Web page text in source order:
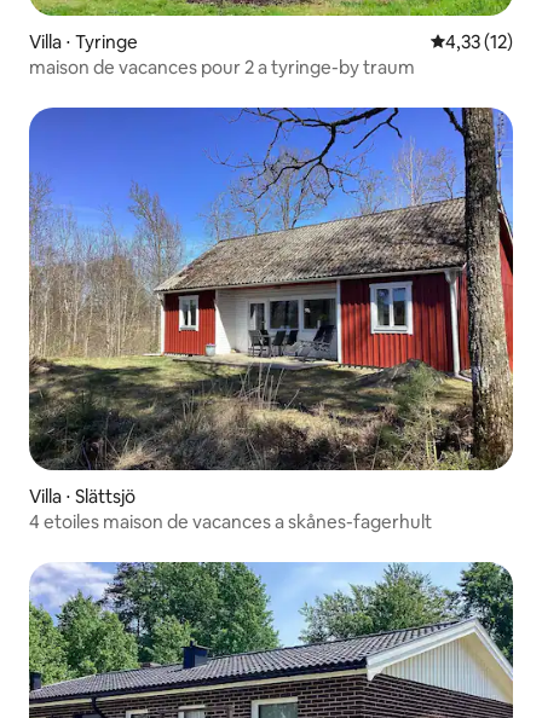
Villa ⋅ Tyringe Évaluation
4,33 (12)
maison de vacances pour 2 a tyringe-by traum
Villa ⋅ Slättsjö
4 etoiles maison de vacances a skånes-fagerhult